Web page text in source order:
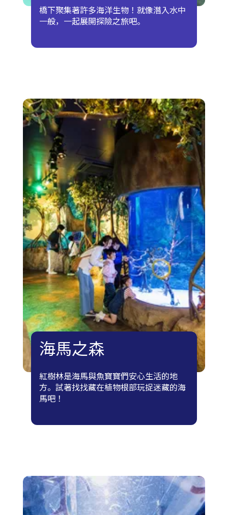
橋下聚集著許多海洋生物！就像潛入水中
一般，一起展開探險之旅吧。
海馬之森
紅樹林是海馬與魚寶寶們安心生活的地
方。試著找找藏在植物根部玩捉迷藏的海
馬吧！